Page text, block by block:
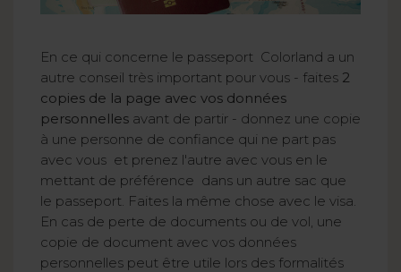
En ce qui concerne le passeport Colorland a un
autre conseil très important pour vous - faites 2
copies de la page avec vos données
personnelles avant de partir - donnez une copie
à une personne de confiance qui ne part pas
avec vous et prenez l'autre avec vous en le
mettant de préférence dans un autre sac que
le passeport. Faites la même chose avec le visa.
En cas de perte de documents ou de vol, une
copie de document avec vos données
personnelles peut être utile lors des formalités